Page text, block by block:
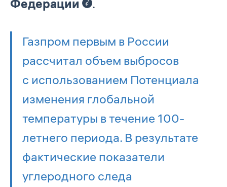
Федерации .
Газпром первым в России
рассчитал объем выбросов
с использованием Потенциала
изменения глобальной
температуры в течение 100-
летнего периода. В результате
фактические показатели
углеродного следа